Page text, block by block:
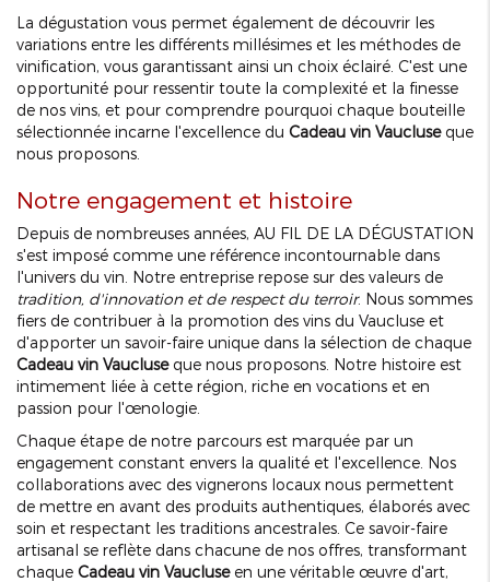
La dégustation vous permet également de découvrir les
variations entre les différents millésimes et les méthodes de
vinification, vous garantissant ainsi un choix éclairé. C'est une
opportunité pour ressentir toute la complexité et la finesse
de nos vins, et pour comprendre pourquoi chaque bouteille
sélectionnée incarne l'excellence du Cadeau vin Vaucluseque
nous proposons.
Notre engagement et histoire
Depuis de nombreuses années, AU FIL DE LA DÉGUSTATION
s'est imposé comme une référence incontournable dans
l'univers du vin. Notre entreprise repose sur des valeurs de
tradition, d'innovation et de respect du terroir. Nous sommes
fiers de contribuer à la promotion des vins du Vaucluse et
d'apporter un savoir-faire unique dans la sélection de chaque
Cadeau vin Vaucluseque nous proposons. Notre histoire est
intimement liée à cette région, riche en vocations et en
passion pour l'œnologie.
Chaque étape de notre parcours est marquée par un
engagement constant envers la qualité et l'excellence. Nos
collaborations avec des vignerons locaux nous permettent
de mettre en avant des produits authentiques, élaborés avec
soin et respectant les traditions ancestrales. Ce savoir-faire
artisanal se reflète dans chacune de nos offres, transformant
chaque Cadeau vin Vaucluseen une véritable œuvre d'art,